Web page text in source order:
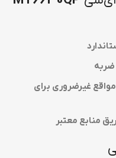
ضربه
غیرضروری برای
منابع معتبر